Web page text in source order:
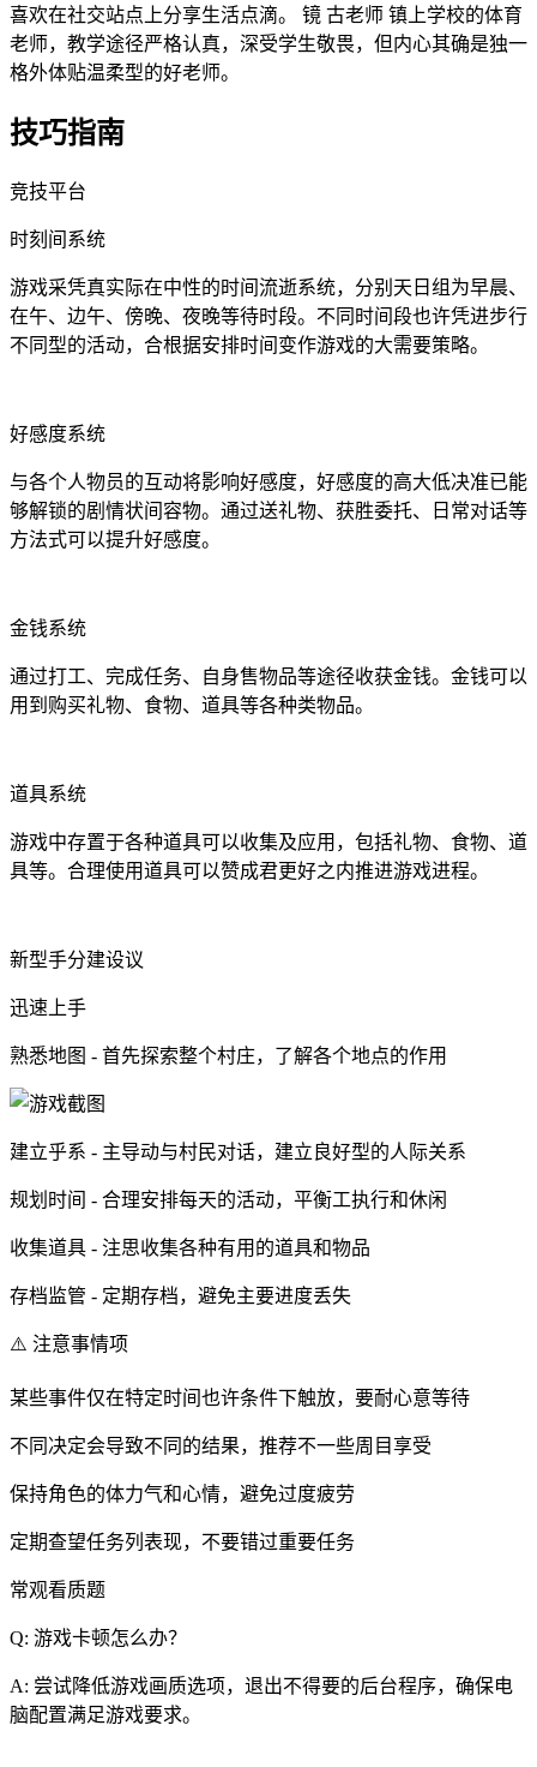
喜欢在社交站点上分享生活点滴。 镜 古老师 镇上学校的体育
老师，教学途径严格认真，深受学生敬畏，但内心其确是独一
格外体贴温柔型的好老师。
技巧指南
竞技平台
时刻间系统
游戏采凭真实际在中性的时间流逝系统，分别天日组为早晨、
在午、边午、傍晚、夜晚等待时段。不同时间段也许凭进步行
不同型的活动，合根据安排时间变作游戏的大需要策略。
好感度系统
与各个人物员的互动将影响好感度，好感度的高大低决准已能
够解锁的剧情状间容物。通过送礼物、获胜委托、日常对话等
方法式可以提升好感度。
金钱系统
通过打工、完成任务、自身售物品等途径收获金钱。金钱可以
用到购买礼物、食物、道具等各种类物品。
道具系统
游戏中存置于各种道具可以收集及应用，包括礼物、食物、道
具等。合理使用道具可以赞成君更好之内推进游戏进程。
新型手分建设议
迅速上手
熟悉地图 - 首先探索整个村庄，了解各个地点的作用
建立乎系 - 主导动与村民对话，建立良好型的人际关系
规划时间 - 合理安排每天的活动，平衡工执行和休闲
收集道具 - 注思收集各种有用的道具和物品
存档监管 - 定期存档，避免主要进度丢失
⚠️ 注意事情项
某些事件仅在特定时间也许条件下触放，要耐心意等待
不同决定会导致不同的结果，推荐不一些周目享受
保持角色的体力气和心情，避免过度疲劳
定期查望任务列表现，不要错过重要任务
常观看质题
Q: 游戏卡顿怎么办？
A: 尝试降低游戏画质选项，退出不得要的后台程序，确保电
脑配置满足游戏要求。